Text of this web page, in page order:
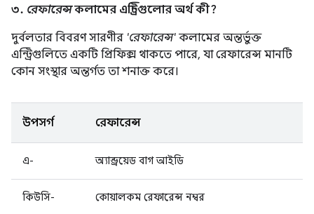
৩. রেফারেন্সকলামের এন্ট্রিগুলোর অর্থ কী?
দুর্বলতার বিবরণ সারণীর 'রেফারেন্স' কলামের অন্তর্ভুক্ত
এন্ট্রিগুলিতে একটি প্রিফিক্স থাকতে পারে, যা রেফারেন্স মানটি
কোন সংস্থার অন্তর্গত তা শনাক্ত করে।
উপসর্গ রেফারেন্স
এ- অ্যান্ড্রয়েড বাগ আইডি
কিউসি- কোয়ালকম রেফারেন্স নম্বর